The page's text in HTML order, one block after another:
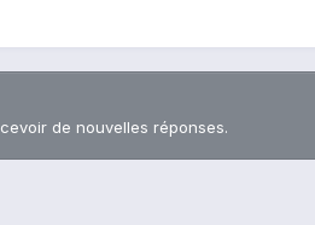
de nouvelles réponses.